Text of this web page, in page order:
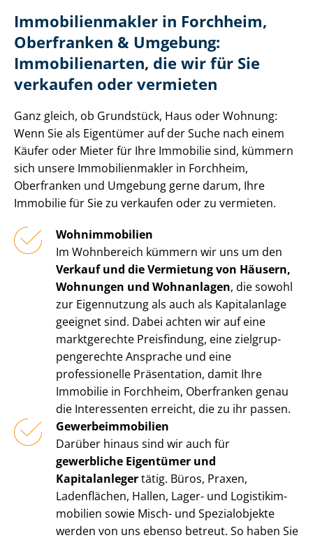
Im­mo­bi­li­en­mak­ler in Forchheim,
Oberfranken & Umgebung:
Immobilienarten, die wir für Sie
verkaufen oder vermieten
Ganz gleich, ob Grundstück, Haus oder Wohnung:
Wenn Sie als Eigentümer auf der Suche nach einem
Käufer oder Mieter für Ihre Immobilie sind, kümmern
sich unsere Im­mo­bi­li­en­mak­ler in Forchheim,
Oberfranken und Umgebung gerne darum, Ihre
Immobilie für Sie zu verkaufen oder zu vermieten.
Wohnimmobilien
Im Wohnbereich kümmern wir uns um den
Verkauf und die Vermietung von Häusern,
Wohnungen und Wohnanlagen, die sowohl
zur Eigennutzung als auch als Kapitalanlage
geeignet sind. Dabei achten wir auf eine
marktgerechte Preisfindung, eine ziel­grup­
pen­ge­rech­te Ansprache und eine
professionelle Präsentation, damit Ihre
Immobilie in Forchheim, Oberfranken genau
die Interessenten erreicht, die zu ihr passen.
Ge­wer­be­im­mo­bi­li­en
Darüber hinaus sind wir auch für
gewerbliche Eigentümer und
Kapitalanlegertätig. Büros, Praxen,
Ladenflächen, Hallen, Lager- und Lo­gis­tik­im­
mo­bi­li­en sowie Misch- und Spezialobjekte
werden von uns ebenso betreut. So haben Sie